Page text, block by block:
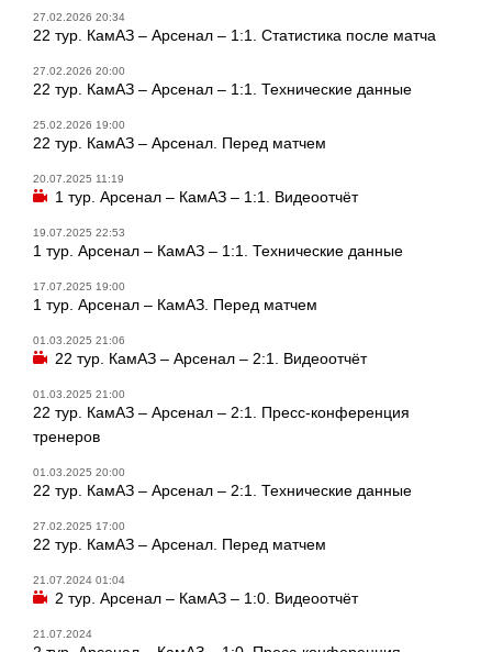
27.02.2026 20:34
22 тур. КамАЗ – Арсенал – 1:1. Статистика после матча
27.02.2026 20:00
22 тур. КамАЗ – Арсенал – 1:1. Технические данные
25.02.2026 19:00
22 тур. КамАЗ – Арсенал. Перед матчем
20.07.2025 11:19
1 тур. Арсенал – КамАЗ – 1:1. Видеоотчёт
19.07.2025 22:53
1 тур. Арсенал – КамАЗ – 1:1. Технические данные
17.07.2025 19:00
1 тур. Арсенал – КамАЗ. Перед матчем
01.03.2025 21:06
22 тур. КамАЗ – Арсенал – 2:1. Видеоотчёт
01.03.2025 21:00
22 тур. КамАЗ – Арсенал – 2:1. Пресс-конференция
тренеров
01.03.2025 20:00
22 тур. КамАЗ – Арсенал – 2:1. Технические данные
27.02.2025 17:00
22 тур. КамАЗ – Арсенал. Перед матчем
21.07.2024 01:04
2 тур. Арсенал – КамАЗ – 1:0. Видеоотчёт
21.07.2024